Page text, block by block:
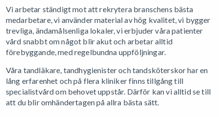
Vi arbetar ständigt mot att rekrytera branschens bästa
medarbetare, vi använder material av hög kvalitet, vi bygger
trevliga, ändamålsenliga lokaler, vi erbjuder våra patienter
vård snabbt om något blir akut och arbetar alltid
förebyggande, med regelbundna uppföljningar.
Våra tandläkare, tandhygienister och tandsköterskor har en
lång erfarenhet och på flera kliniker finns tillgång till
specialistvård om behovet uppstår. Därför kan vi alltid se till
att du blir omhändertagen på allra bästa sätt.